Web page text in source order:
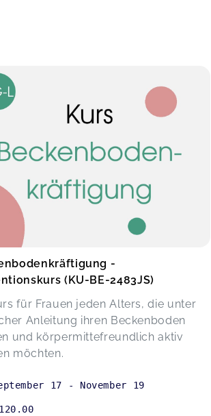
-
(KU-BE-2483JS)
für Frauen jeden Alters, die unter
Anleitung ihren Beckenboden
und körpermittefreundlich aktiv
möchten.
17 - November 19